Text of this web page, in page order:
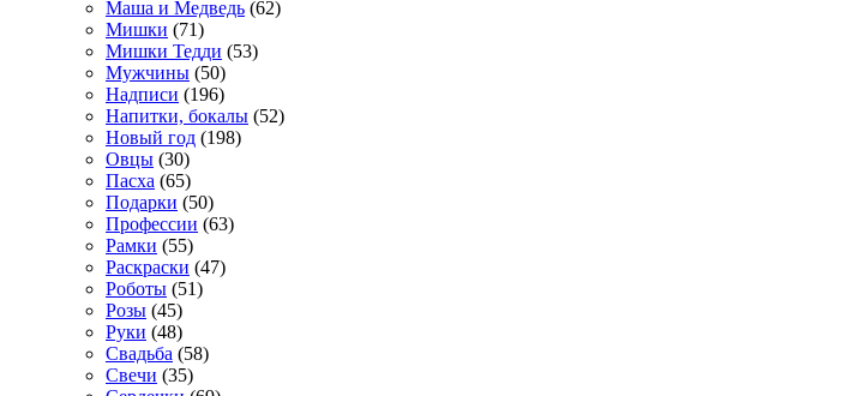
Маша и Медведь (62)
Мишки (71)
Мишки Тедди (53)
Мужчины (50)
Надписи (196)
Напитки, бокалы (52)
Новый год (198)
Овцы (30)
Пасха (65)
Подарки (50)
Профессии (63)
Рамки (55)
Раскраски (47)
Роботы (51)
Розы (45)
Руки (48)
Свадьба (58)
Свечи (35)